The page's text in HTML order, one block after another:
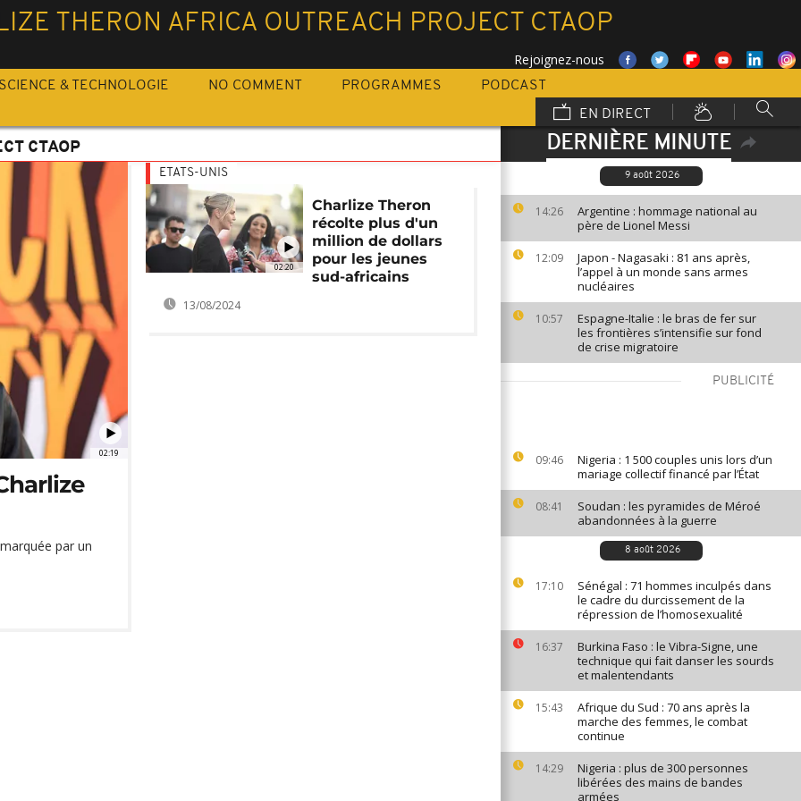
THERON AFRICA OUTREACH PROJECT CTAOP
Rejoignez-nous
SCIENCE & TECHNOLOGIE NO COMMENT PROGRAMMES
PODCAST
EN DIRECT
DERNIÈRE MINUTE
9 août 2026
14:26
Argentine : hommage national au
père de Lionel Messi
12:09
Japon - Nagasaki : 81 ans après,
l’appel à un monde sans armes
nucléaires
10:57
Espagne-Italie : le bras de fer sur
les frontières s’intensifie sur fond
de crise migratoire
PUBLICITÉ
09:46
Nigeria : 1 500 couples unis lors d’un
mariage collectif financé par l’État
08:41
Soudan : les pyramides de Méroé
abandonnées à la guerre
8 août 2026
17:10
Sénégal : 71 hommes inculpés dans
le cadre du durcissement de la
répression de l’homosexualité
16:37
Burkina Faso : le Vibra-Signe, une
technique qui fait danser les sourds
et malentendants
15:43
Afrique du Sud : 70 ans après la
marche des femmes, le combat
continue
14:29
Nigeria : plus de 300 personnes
libérées des mains de bandes
armées
CTAOP
02:19
par un
02:20
ETATS-UNIS
Charlize Theron
récolte plus d'un
million de dollars
pour les jeunes
sud-africains
13/08/2024